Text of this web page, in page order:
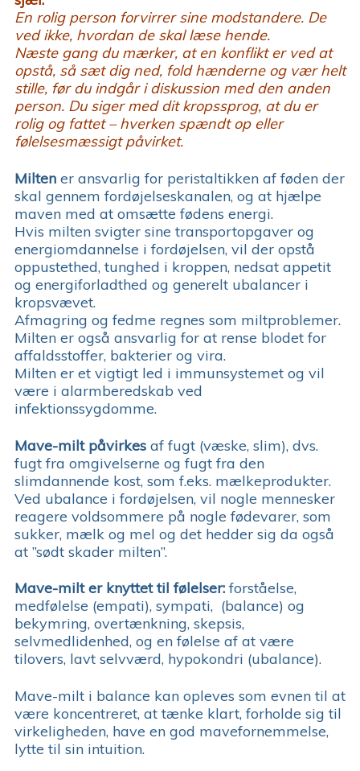
En rolig person forvirrer sine modstandere. De
ved ikke, hvordan de skal læse hende.
Næste gang du mærker, at en konflikt er ved at
opstå, så sæt dig ned, fold hænderne og vær helt
stille, før du indgår i diskussion med den anden
person. Du siger med dit kropssprog, at du er
rolig og fattet – hverken spændt op eller
følelsesmæssigt påvirket.
Milten er ansvarlig for peristaltikken af føden der
skal gennem fordøjelseskanalen, og at hjælpe
maven med at omsætte fødens energi.
Hvis milten svigter sine transportopgaver og
energiomdannelse i fordøjelsen, vil der opstå
oppustethed, tunghed i kroppen, nedsat appetit
og energiforladthed og generelt ubalancer i
kropsvævet.
Afmagring og fedme regnes som miltproblemer.
Milten er også ansvarlig for at rense blodet for
affaldsstoffer, bakterier og vira.
Milten er et vigtigt led i immunsystemet og vil
være i alarmberedskab ved
infektionssygdomme.
Mave-milt påvirkes af fugt (væske, slim), dvs.
fugt fra omgivelserne og fugt fra den
slimdannende kost, som f.eks. mælkeprodukter.
Ved ubalance i fordøjelsen, vil nogle mennesker
reagere voldsommere på nogle fødevarer, som
sukker, mælk og mel og det hedder sig da også
at ”sødt skader milten”.
Mave-milt er knyttet til følelser: forståelse,
medfølelse (empati), sympati, (balance) og
bekymring, overtænkning, skepsis,
selvmedlidenhed, og en følelse af at være
tilovers, lavt selvværd, hypokondri (ubalance).
Mave-milt i balance kan opleves som evnen til at
være koncentreret, at tænke klart, forholde sig til
virkeligheden, have en god mavefornemmelse,
lytte til sin intuition.